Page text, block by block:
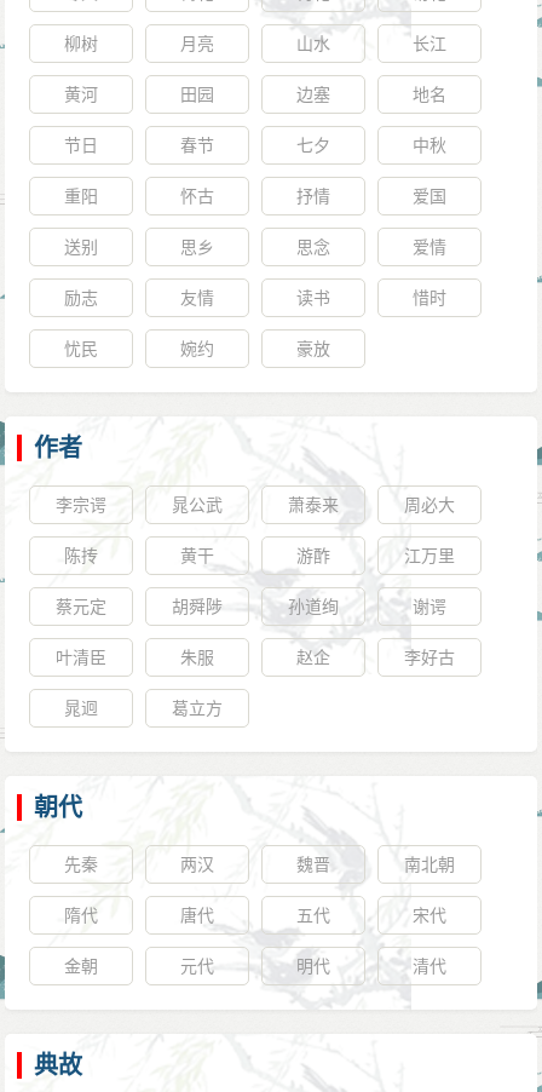
柳树 月亮 山水 长江
黄河 田园 边塞 地名
节日 春节 七夕 中秋
重阳 怀古 抒情 爱国
送别 思乡 思念 爱情
励志 友情 读书 惜时
忧民 婉约 豪放
作者
李宗谔 晁公武 萧泰来 周必大
陈抟 黄干 游酢 江万里
蔡元定 胡舜陟 孙道绚 谢谔
叶清臣 朱服 赵企 李好古
晁迥 葛立方
朝代
先秦 两汉 魏晋 南北朝
隋代 唐代 五代 宋代
金朝 元代 明代 清代
典故